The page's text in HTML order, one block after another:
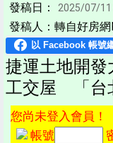
發稿日： 2025/07/11
發稿人：轉自好房
捷運土地開發
工交屋 「台
您尚未登入會員！
帳號